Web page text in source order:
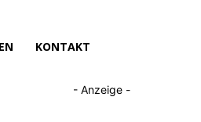
KONTAKT
- Anzeige -